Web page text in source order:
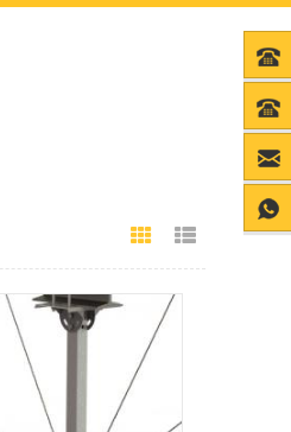
Grid ViewList View